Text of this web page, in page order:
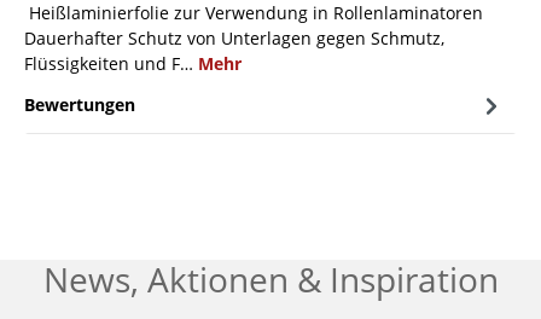
Heißlaminierfolie zur Verwendung in Rollenlaminatoren
Dauerhafter Schutz von Unterlagen gegen Schmutz,
Flüssigkeiten und F… Mehr
Bewertungen
News, Aktionen & Inspiration